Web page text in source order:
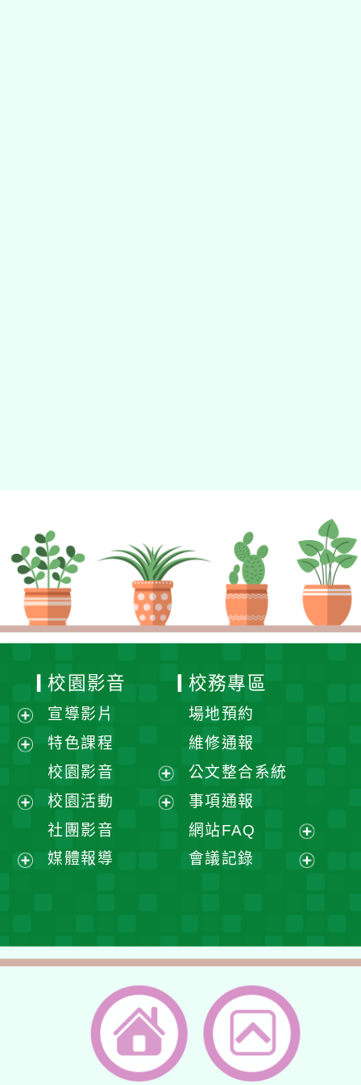
展
開
單
選
選
單
校園影音
宣導影片
特色課程
校園影音
展
校園活動
社團影音
媒體報導
校務專區
場地預約
維修通報
公文整合系統
事項通報
網站FAQ
展
會議記錄
單